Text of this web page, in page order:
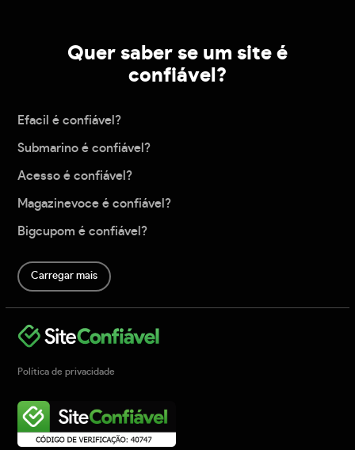
Quer saber se um site é
confiável?
Efacil é confiável?
Submarino é confiável?
Acesso é confiável?
Magazinevoce é confiável?
Bigcupom é confiável?
Carregar mais
Política de privacidade